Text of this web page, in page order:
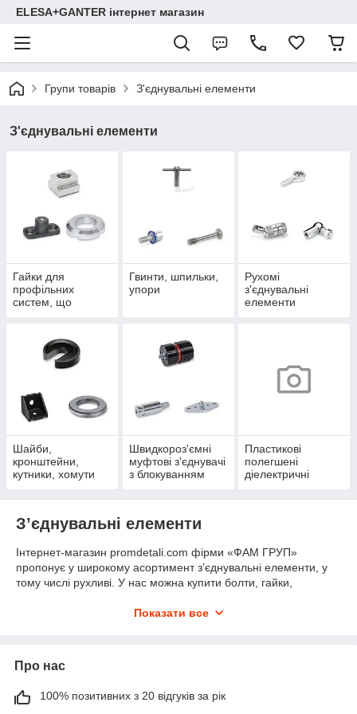
ELESA+GANTER інтернет магазин
Групи товарів З'єднувальні елементи
З'єднувальні елементи
Гайки для
профільних
систем, що
Гвинти, шпильки,
упори
Рухомі
з'єднувальні
елементи
Шайби,
кронштейни,
кутники, хомути
Швидкороз'ємні
муфтові з'єднувачі
з блокуванням
Пластикові
полегшені
діелектричні
З’єднувальні елементи
Інтернет-магазин promdetali.com фірми «ФАМ ГРУП»
пропонує у широкому асортимент з’єднувальні елементи, у
тому числі рухливі. У нас можна купити болти, гайки,
з'єднання та багато іншого.
продукції можете не турбуватися, у каталозі присутні тільки
помірна, тому що відсутні накрутки посередників.
Показати все
Про нас
100% позитивних з 20 відгуків за рік